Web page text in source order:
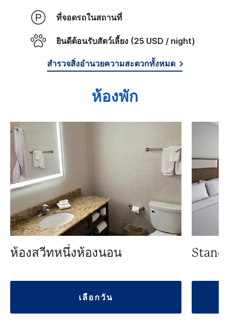
ที่จอดรถในสถานที่
ยินดีต้อนรับสัตว์เลี้ยง (25 USD / night)
สำรวจสิ่งอำนวยความสะดวกทั้งหมด
ห้องพัก
ห้องสวีทหนึ่งห้องนอน
เลือกวัน